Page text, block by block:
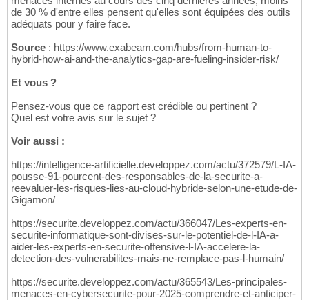
de 30 % d'entre elles pensent qu'elles sont équipées des outils
adéquats pour y faire face.
Source : https://www.exabeam.com/hubs/from-human-to-
hybrid-how-ai-and-the-analytics-gap-are-fueling-insider-risk/
Et vous ?
Pensez-vous que ce rapport est crédible ou pertinent ?
Quel est votre avis sur le sujet ?
Voir aussi :
https://intelligence-artificielle.developpez.com/actu/372579/L-IA-
pousse-91-pourcent-des-responsables-de-la-securite-a-
reevaluer-les-risques-lies-au-cloud-hybride-selon-une-etude-de-
Gigamon/
https://securite.developpez.com/actu/366047/Les-experts-en-
securite-informatique-sont-divises-sur-le-potentiel-de-l-IA-a-
aider-les-experts-en-securite-offensive-l-IA-accelere-la-
detection-des-vulnerabilites-mais-ne-remplace-pas-l-humain/
https://securite.developpez.com/actu/365543/Les-principales-
menaces-en-cybersecurite-pour-2025-comprendre-et-anticiper-